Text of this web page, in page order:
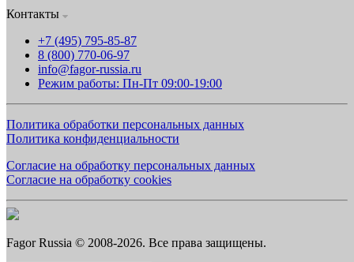
Контакты
+7 (495) 795-85-87
8 (800) 770-06-97
info@fagor-russia.ru
Режим работы: Пн-Пт 09:00-19:00
Политика обработки персональных данных
Политика конфиденциальности
Согласие на обработку персональных данных
Согласие на обработку cookies
Fagor Russia © 2008-2026. Все права защищены.